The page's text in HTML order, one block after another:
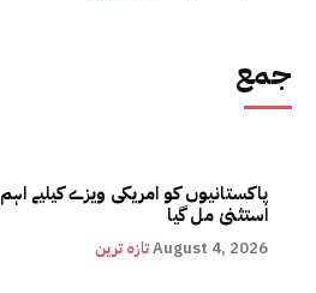
جمع
پاکستانیوں کو امریکی ویزے کیلیے اہم
استثنیٰ مل گیا
تازہ ترینAugust 4, 2026